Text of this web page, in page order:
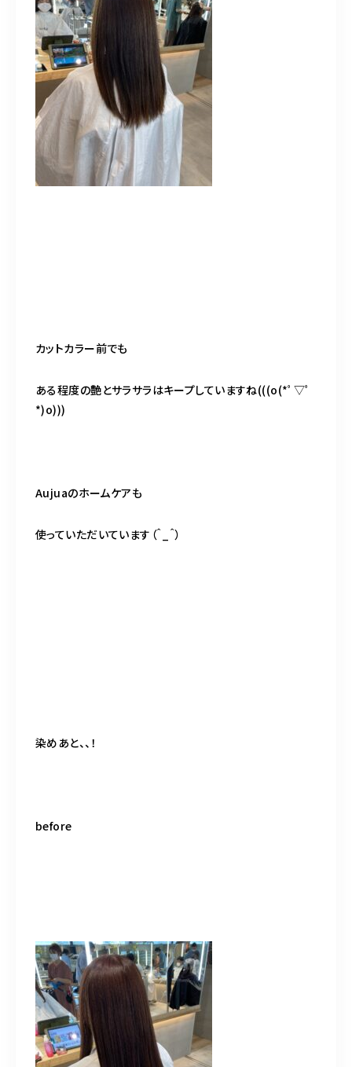
カットカラー前でも
ある程度の艶とサラサラはキープしていますね(((o(*ﾟ▽ﾟ
*)o)))
Aujuaのホームケアも
使っていただいています（＾_＾）
染めあと、、！
before